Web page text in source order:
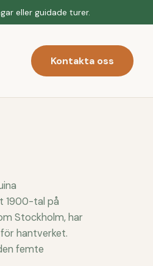
eller guidade turer.
Kontakta oss
1900-tal på
Stockholm, har
hantverket.
femte